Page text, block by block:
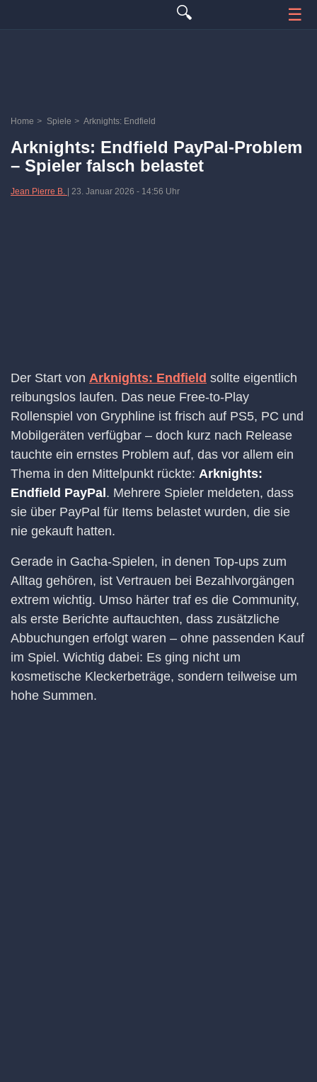
🔍 ☰
Home > Spiele > Arknights: Endfield
Arknights: Endfield PayPal-Problem
– Spieler falsch belastet
Jean Pierre B. 23. Januar 2026 - 14:56 Uhr
Der Start von Arknights: Endfield sollte eigentlich
reibungslos laufen. Das neue Free-to-Play
Rollenspiel von Gryphline ist frisch auf PS5, PC und
Mobilgeräten verfügbar – doch kurz nach Release
tauchte ein ernstes Problem auf, das vor allem ein
Thema in den Mittelpunkt rückte: Arknights:
Endfield PayPal. Mehrere Spieler meldeten, dass
sie über PayPal für Items belastet wurden, die sie
nie gekauft hatten.
Gerade in Gacha-Spielen, in denen Top-ups zum
Alltag gehören, ist Vertrauen bei Bezahlvorgängen
extrem wichtig. Umso härter traf es die Community,
als erste Berichte auftauchten, dass zusätzliche
Abbuchungen erfolgt waren – ohne passenden Kauf
im Spiel. Wichtig dabei: Es ging nicht um
kosmetische Kleckerbeträge, sondern teilweise um
hohe Summen.